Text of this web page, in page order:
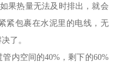
果热量无法及时排出，就会
紧包裹在水泥里的电线，无
了。
内空间的40%，剩下的60%